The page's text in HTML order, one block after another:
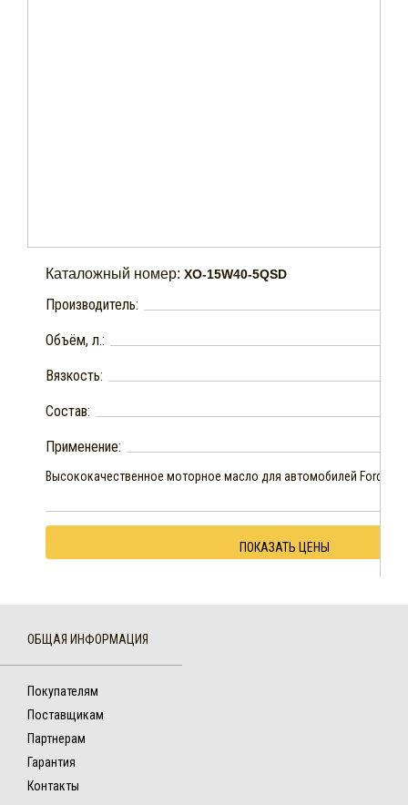
Каталожный номер: XO-15W40-5QSD
Производитель:
Объём, л.:
Вязкость:
Состав:
Применение:
Высококачественное моторное масло для автомобилей Ford.
ПОКАЗАТЬ ЦЕНЫ
ОБЩАЯ ИНФОРМАЦИЯ
Покупателям
Поставщикам
Партнерам
Гарантия
Контакты